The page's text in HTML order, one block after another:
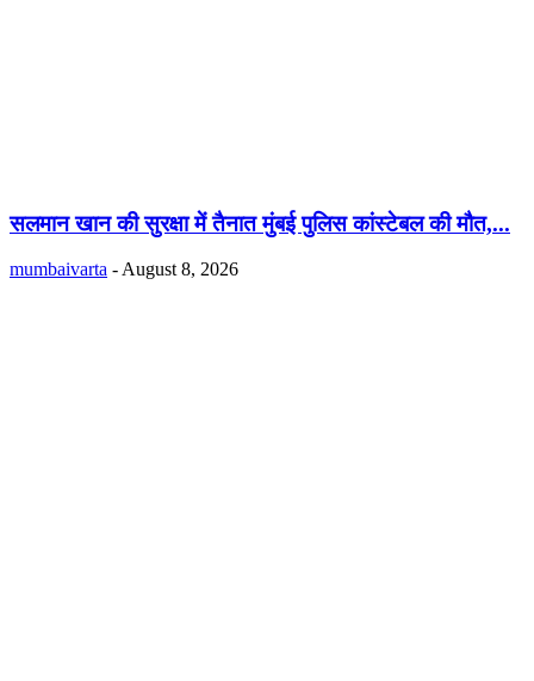
सलमान खान की सुरक्षा में तैनात मुंबई पुलिस कांस्टेबल की मौत,...
mumbaivarta - August 8, 2026